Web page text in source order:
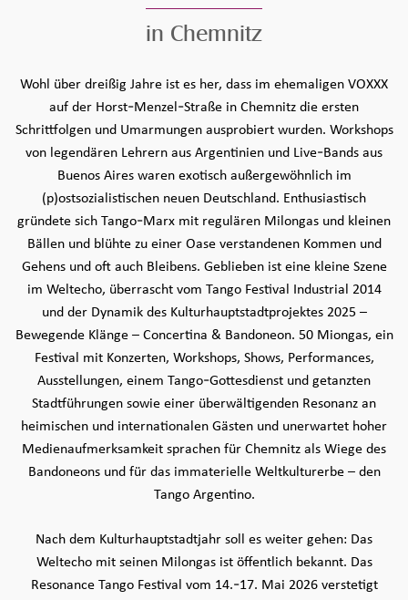
in Chemnitz
Seiteninhalt überspringen und zur Fußzeile gehen
Wohl über dreißig Jahre ist es her, dass im ehemaligen VOXXX
auf der Horst-Menzel-Straße in Chemnitz die ersten
Schrittfolgen und Umarmungen ausprobiert wurden. Workshops
von legendären Lehrern aus Argentinien und Live-Bands aus
Buenos Aires waren exotisch außergewöhnlich im
(p)ostsozialistischen neuen Deutschland. Enthusiastisch
gründete sich Tango-Marx mit regulären Milongas und kleinen
Bällen und blühte zu einer Oase verstandenen Kommen und
Gehens und oft auch Bleibens. Geblieben ist eine kleine Szene
im Weltecho, überrascht vom Tango Festival Industrial 2014
und der Dynamik des Kulturhauptstadtprojektes 2025 –
Bewegende Klänge – Concertina & Bandoneon. 50 Miongas, ein
Festival mit Konzerten, Workshops, Shows, Performances,
Ausstellungen, einem Tango-Gottesdienst und getanzten
Stadtführungen sowie einer überwältigenden Resonanz an
heimischen und internationalen Gästen und unerwartet hoher
Medienaufmerksamkeit sprachen für Chemnitz als Wiege des
Bandoneons und für das immaterielle Weltkulturerbe – den
Tango Argentino.
Nach dem Kulturhauptstadtjahr soll es weiter gehen: Das
Weltecho mit seinen Milongas ist öffentlich bekannt. Das
Resonance Tango Festival vom 14.-17. Mai 2026 verstetigt